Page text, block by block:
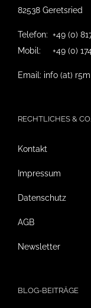
82538 Geretsried
Telefon: +49 (0)
Mobil: +49 (0)
Email: info (at)
RECHTLICHES & CO.
Kontakt
Impressum
Datenschutz
AGB
Newsletter
BLOG-BEITRÄGE